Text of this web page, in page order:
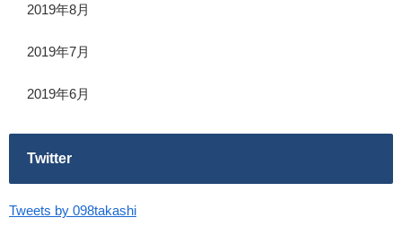
2019年8月
2019年7月
2019年6月
Twitter
Tweets by 098takashi